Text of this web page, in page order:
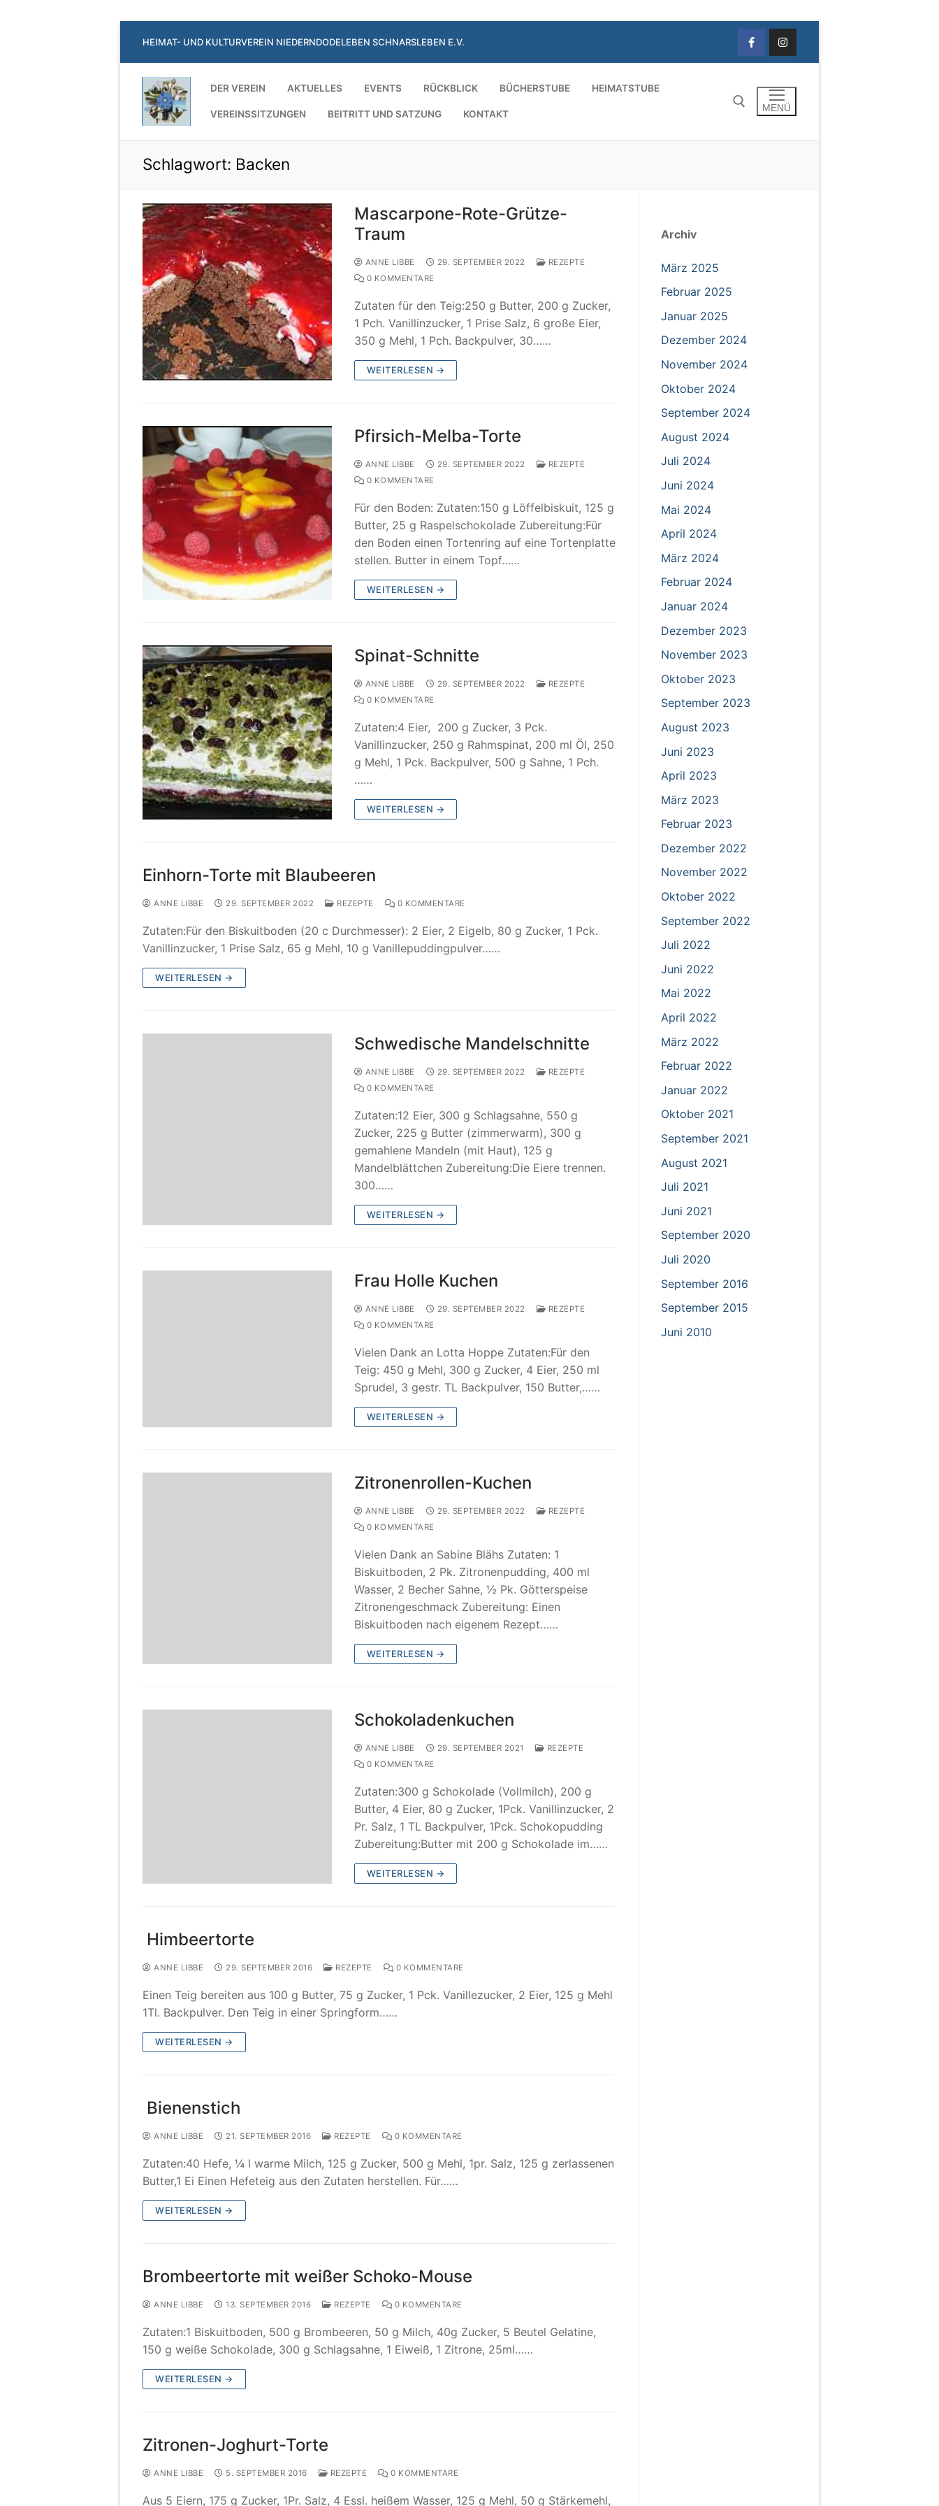
Inhalt
springen
HEIMAT- UND KULTURVEREIN NIEDERNDODELEBEN SCHNARSLEBEN E.V.
DER VEREIN AKTUELLES EVENTS RÜCKBLICK BÜCHERSTUBE HEIMATSTUBE
VEREINSSITZUNGEN BEITRITT UND SATZUNG KONTAKT
MENÜ
Schlagwort: Backen
Mascarpone-Rote-Grütze-
Traum
ANNE LIBBE 29. SEPTEMBER 2022
REZEPTE
0 KOMMENTARE
Zutaten für den Teig:250 g Butter, 200 g Zucker,
1 Pch. Vanillinzucker, 1 Prise Salz, 6 große Eier,
350 g Mehl, 1 Pch. Backpulver, 30……
WEITERLESEN →
Pfirsich-Melba-Torte
ANNE LIBBE 29. SEPTEMBER 2022
REZEPTE
0 KOMMENTARE
Für den Boden: Zutaten:150 g Löffelbiskuit, 125 g
Butter, 25 g Raspelschokolade Zubereitung:Für
den Boden einen Tortenring auf eine Tortenplatte
stellen. Butter in einem Topf……
WEITERLESEN →
Spinat-Schnitte
ANNE LIBBE 29. SEPTEMBER 2022
REZEPTE
0 KOMMENTARE
Zutaten:4 Eier, 200 g Zucker, 3 Pck.
Vanillinzucker, 250 g Rahmspinat, 200 ml Öl, 250
g Mehl, 1 Pck. Backpulver, 500 g Sahne, 1 Pch.
……
WEITERLESEN →
Einhorn-Torte mit Blaubeeren
ANNE LIBBE 29. SEPTEMBER 2022 REZEPTE 0 KOMMENTARE
Zutaten:Für den Biskuitboden (20 c Durchmesser): 2 Eier, 2 Eigelb, 80 g Zucker, 1 Pck.
Vanillinzucker, 1 Prise Salz, 65 g Mehl, 10 g Vanillepuddingpulver……
WEITERLESEN →
Schwedische Mandelschnitte
ANNE LIBBE 29. SEPTEMBER 2022
REZEPTE
0 KOMMENTARE
Zutaten:12 Eier, 300 g Schlagsahne, 550 g
Zucker, 225 g Butter (zimmerwarm), 300 g
gemahlene Mandeln (mit Haut), 125 g
Mandelblättchen Zubereitung:Die Eiere trennen.
300……
WEITERLESEN →
Frau Holle Kuchen
ANNE LIBBE 29. SEPTEMBER 2022
REZEPTE
0 KOMMENTARE
Vielen Dank an Lotta Hoppe Zutaten:Für den
Teig: 450 g Mehl, 300 g Zucker, 4 Eier, 250 ml
Sprudel, 3 gestr. TL Backpulver, 150 Butter,……
WEITERLESEN →
Zitronenrollen-Kuchen
ANNE LIBBE 29. SEPTEMBER 2022
REZEPTE
0 KOMMENTARE
Vielen Dank an Sabine Blähs Zutaten: 1
Biskuitboden, 2 Pk. Zitronenpudding, 400 ml
Wasser, 2 Becher Sahne, ½ Pk. Götterspeise
Zitronengeschmack Zubereitung: Einen
Biskuitboden nach eigenem Rezept……
WEITERLESEN →
Schokoladenkuchen
ANNE LIBBE 29. SEPTEMBER 2021
REZEPTE
0 KOMMENTARE
Zutaten:300 g Schokolade (Vollmilch), 200 g
Butter, 4 Eier, 80 g Zucker, 1Pck. Vanillinzucker, 2
Pr. Salz, 1 TL Backpulver, 1Pck. Schokopudding
Zubereitung:Butter mit 200 g Schokolade im……
WEITERLESEN →
Himbeertorte
ANNE LIBBE 29. SEPTEMBER 2016 REZEPTE 0 KOMMENTARE
Einen Teig bereiten aus 100 g Butter, 75 g Zucker, 1 Pck. Vanillezucker, 2 Eier, 125 g Mehl
1Tl. Backpulver. Den Teig in einer Springform……
WEITERLESEN →
Bienenstich
ANNE LIBBE 21. SEPTEMBER 2016 REZEPTE 0 KOMMENTARE
Zutaten:40 Hefe, ¼ l warme Milch, 125 g Zucker, 500 g Mehl, 1pr. Salz, 125 g zerlassenen
Butter,1 Ei Einen Hefeteig aus den Zutaten herstellen. Für……
WEITERLESEN →
Brombeertorte mit weißer Schoko-Mouse
ANNE LIBBE 13. SEPTEMBER 2016 REZEPTE 0 KOMMENTARE
Zutaten:1 Biskuitboden, 500 g Brombeeren, 50 g Milch, 40g Zucker, 5 Beutel Gelatine,
150 g weiße Schokolade, 300 g Schlagsahne, 1 Eiweiß, 1 Zitrone, 25ml……
WEITERLESEN →
Zitronen-Joghurt-Torte
ANNE LIBBE 5. SEPTEMBER 2016 REZEPTE 0 KOMMENTARE
Aus 5 Eiern, 175 g Zucker, 1Pr. Salz, 4 Essl. heißem Wasser, 125 g Mehl, 50 g Stärkemehl,
Archiv
März 2025
Februar 2025
Januar 2025
Dezember 2024
November 2024
Oktober 2024
September 2024
August 2024
Juli 2024
Juni 2024
Mai 2024
April 2024
März 2024
Februar 2024
Januar 2024
Dezember 2023
November 2023
Oktober 2023
September 2023
August 2023
Juni 2023
April 2023
März 2023
Februar 2023
Dezember 2022
November 2022
Oktober 2022
September 2022
Juli 2022
Juni 2022
Mai 2022
April 2022
März 2022
Februar 2022
Januar 2022
Oktober 2021
September 2021
August 2021
Juli 2021
Juni 2021
September 2020
Juli 2020
September 2016
September 2015
Juni 2010